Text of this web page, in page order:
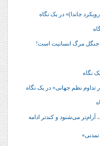
جاندا)» در یک نگاه
جنگل مرگ انسانیت است!
نگاه
تداوم نظم جهانی» در یک نگاه
آرام‌تر می‌شنود و کندتر ادامه
تمدنی»